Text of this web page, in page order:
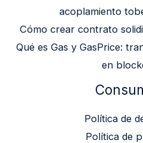
acoplamiento
Cómo crear contrato
Qué es Gas y GasPrice:
en
Política de
Política de